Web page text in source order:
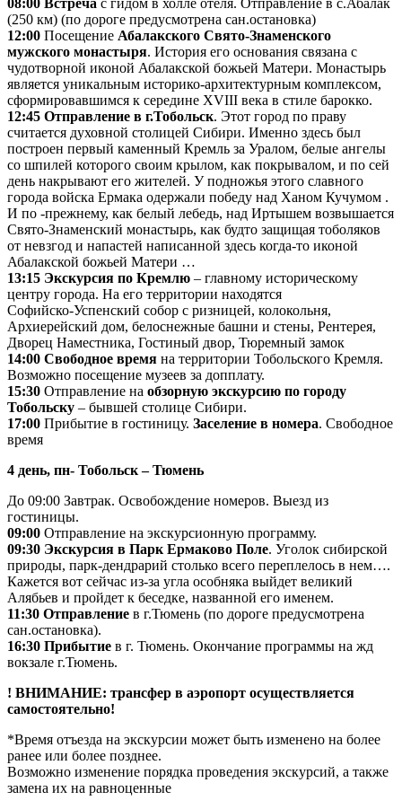
(250 км) (по дороге предусмотрена сан.остановка)
12:00 Посещение Абалакского Свято-Знаменского
мужского монастыря. История его основания связана с
чудотворной иконой Абалакской божьей Матери. Монастырь
является уникальным историко-архитектурным комплексом,
сформировавшимся к середине XVIII века в стиле барокко.
12:45 Отправление в г.Тобольск. Этот город по праву
считается духовной столицей Сибири. Именно здесь был
построен первый каменный Кремль за Уралом, белые ангелы
со шпилей которого своим крылом, как покрывалом, и по сей
день накрывают его жителей. У подножья этого славного
города войска Ермака одержали победу над Ханом Кучумом .
И по -прежнему, как белый лебедь, над Иртышем возвышается
Свято-Знаменский монастырь, как будто защищая тоболяков
от невзгод и напастей написанной здесь когда-то иконой
Абалакской божьей Матери …
13:15 Экскурсия по Кремлю – главному историческому
центру города. На его территории находятся
Софийско-Успенский собор с ризницей, колокольня,
Архиерейский дом, белоснежные башни и стены, Рентерея,
Дворец Наместника, Гостиный двор, Тюремный замок
14:00 Свободное время на территории Тобольского Кремля.
Возможно посещение музеев за допплату.
15:30 Отправление на обзорную экскурсию по городу
Тобольску – бывшей столице Сибири.
17:00 Прибытие в гостиницу. Заселение в номера. Свободное
время
4 день, пн- Тобольск – Тюмень
До 09:00 Завтрак. Освобождение номеров. Выезд из
гостиницы.
09:00 Отправление на экскурсионную программу.
09:30 Экскурсия в Парк Ермаково Поле. Уголок сибирской
природы, парк-дендрарий столько всего переплелось в нем….
Кажется вот сейчас из-за угла особняка выйдет великий
Алябьев и пройдет к беседке, названной его именем.
11:30 Отправление в г.Тюмень (по дороге предусмотрена
сан.остановка).
16:30 Прибытие в г. Тюмень. Окончание программы на жд
вокзале г.Тюмень.
! ВНИМАНИЕ: трансфер в аэропорт осуществляется
самостоятельно!
*Время отъезда на экскурсии может быть изменено на более
ранее или более позднее.
Возможно изменение порядка проведения экскурсий, а также
замена их на равноценные